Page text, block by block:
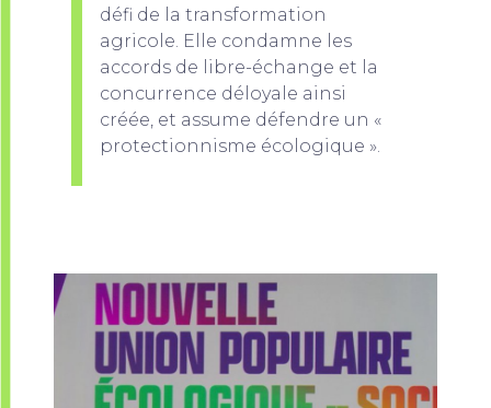
défi de la transformation
agricole. Elle condamne les
accords de libre-échange et la
concurrence déloyale ainsi
créée, et assume défendre un «
protectionnisme écologique ».